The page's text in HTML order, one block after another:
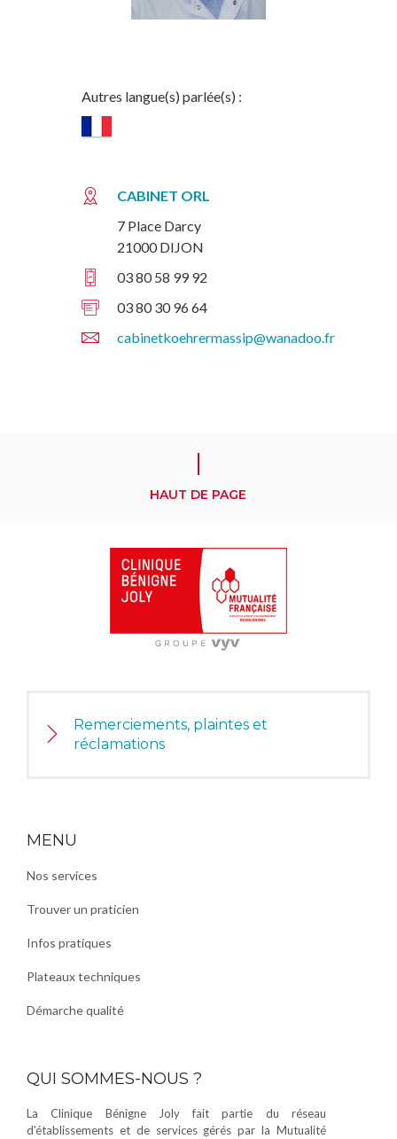
Autres langue(s) parlée(s) :
CABINET ORL
7 Place Darcy
21000 DIJON
03 80 58 99 92
03 80 30 96 64
cabinetkoehrermassip@wanadoo.fr
HAUT DE PAGE
Remerciements, plaintes et
réclamations
MENU
Nos services
Trouver un praticien
Infos pratiques
Plateaux techniques
Démarche qualité
QUI SOMMES-NOUS ?
La Clinique Bénigne Joly fait partie du réseau
d'établissements et de services gérés par la Mutualité